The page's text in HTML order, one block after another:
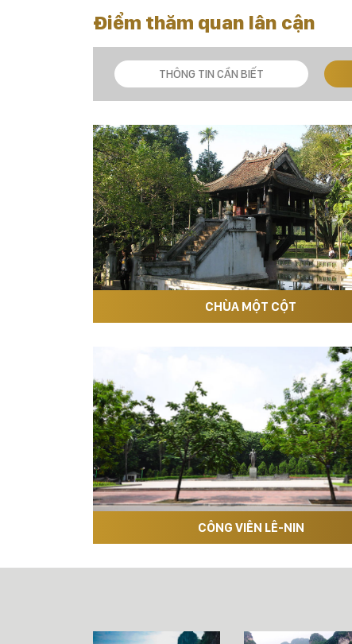
Điểm thăm quan lân cận
THÔNG TIN CẦN BIẾT
CHÙA MỘT CỘT
CÔNG VIÊN LÊ-NIN